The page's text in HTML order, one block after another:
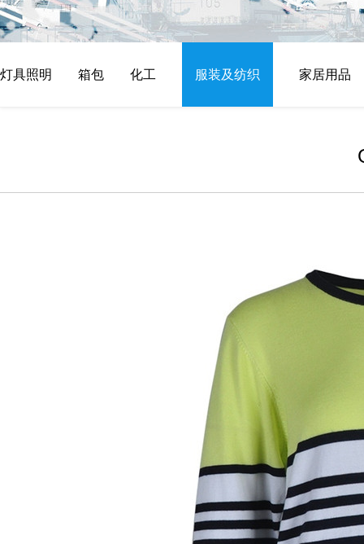
灯具照明 箱包 化工 服装及纺织 家居用品